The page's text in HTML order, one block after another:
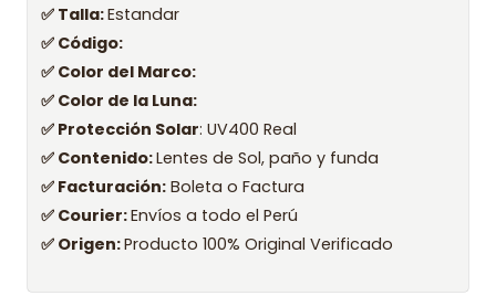
✅ Talla:Estandar
✅ Código:
✅ Color del Marco:
✅ Color de la Luna:
✅ Protección Solar: UV400 Real
✅ Contenido:Lentes de Sol, paño y funda
✅ Facturación: Boleta o Factura
✅ Courier:Envíos a todo el Perú
✅ Origen:Producto 100% Original Verificado